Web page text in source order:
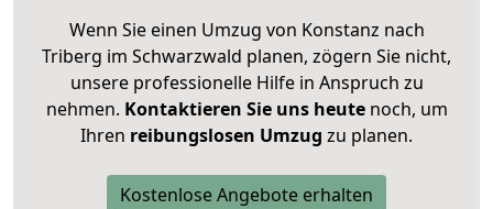
Wenn Sie einen Umzug von Konstanz nach
Triberg im Schwarzwald planen, zögern Sie nicht,
unsere professionelle Hilfe in Anspruch zu
nehmen. Kontaktieren Sie uns heutenoch, um
Ihren reibungslosen Umzug zu planen.
Kostenlose Angebote erhalten